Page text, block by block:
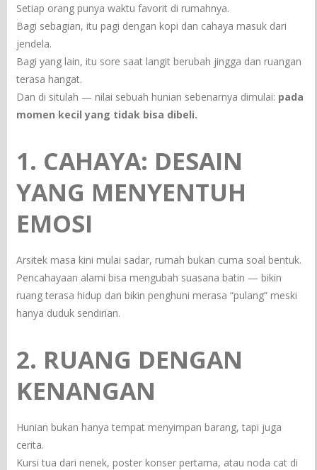
Setiap orang punya waktu favorit di rumahnya.
Bagi sebagian, itu pagi dengan kopi dan cahaya masuk dari
jendela.
Bagi yang lain, itu sore saat langit berubah jingga dan ruangan
terasa hangat.
Dan di situlah — nilai sebuah hunian sebenarnya dimulai: pada
momen kecil yang tidak bisa dibeli.
1. CAHAYA: DESAIN
YANG MENYENTUH
EMOSI
Arsitek masa kini mulai sadar, rumah bukan cuma soal bentuk.
Pencahayaan alami bisa mengubah suasana batin — bikin
ruang terasa hidup dan bikin penghuni merasa “pulang” meski
hanya duduk sendirian.
2. RUANG DENGAN
KENANGAN
Hunian bukan hanya tempat menyimpan barang, tapi juga
cerita.
Kursi tua dari nenek, poster konser pertama, atau noda cat di